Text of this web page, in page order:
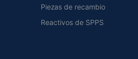
Piezas de recambio
Reactivos de SPPS